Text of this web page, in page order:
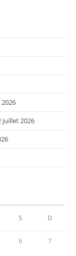
juillet 2026
S D
6 7